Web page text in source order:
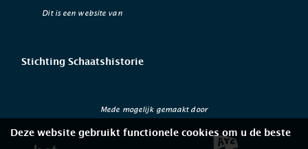
Dit is een website van
Stichting Schaatshistorie
Mede mogelijk gemaakt door
Deze website gebruikt functionele cookies om u de beste